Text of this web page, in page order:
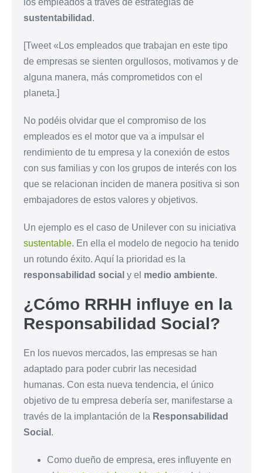
sustentabilidad .
[Tweet «Los empleados que trabajan en este tipo
de empresas se sienten orgullosos, motivamos y de
alguna manera, más comprometidos con el
planeta.]
No podéis olvidar que el compromiso de los
empleados es el motor que va a impulsar el
rendimiento de tu empresa y la conexión de estos
con sus familias y con los grupos de interés con los
que se relacionan inciden de manera positiva si son
embajadores de estos valores y objetivos.
Un ejemplo es el caso de Unilever con su iniciativa
sustentable. En ella el modelo de negocio ha tenido
un rotundo éxito. Aquí la prioridad es la
responsabilidad social y el medio ambiente.
¿Cómo RRHH influye en la
Responsabilidad Social?
En los nuevos mercados, las empresas se han
adaptado para poder cubrir las necesidad
humanas. Con esta nueva tendencia, el único
objetivo de tu empresa debería ser, manifestarse a
través de la implantación de la Responsabilidad
Social .
Como dueño de empresa, eres influyente en